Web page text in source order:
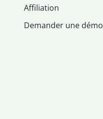
Affiliation
Demander une démo